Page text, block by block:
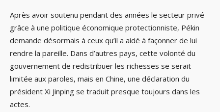
Après avoir soutenu pendant des années le secteur privé
grâce à une politique économique protectionniste, Pékin
demande désormais à ceux qu’il a aidé à façonner de lui
rendre la pareille. Dans d’autres pays, cette volonté du
gouvernement de redistribuer les richesses se serait
limitée aux paroles, mais en Chine, une déclaration du
président Xi Jinping se traduit presque toujours dans les
actes.